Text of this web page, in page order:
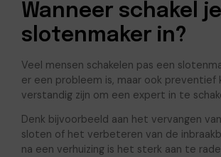
Wanneer schakel
slotenmaker in?
Veel mensen schakelen pas een
er een probleem is, maar ook preventief
verstandig zijn om een expert in te
Denk bijvoorbeeld aan het vervangen
sloten of het verbeteren van de
na een verhuizing is het sterk aan te